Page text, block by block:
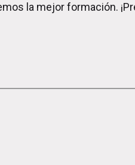
la mejor formación.